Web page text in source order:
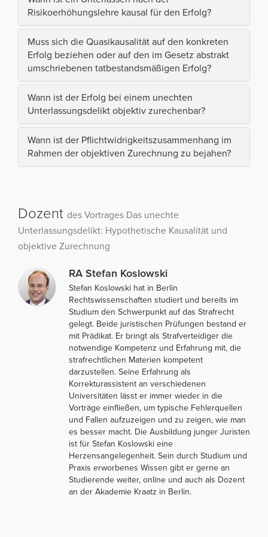
Risikoerhöhungslehre kausal für den Erfolg?
Muss sich die Quasikausalität auf den konkreten
Erfolg beziehen oder auf den im Gesetz abstrakt
umschriebenen tatbestandsmäßigen Erfolg?
Wann ist der Erfolg bei einem unechten
Unterlassungsdelikt objektiv zurechenbar?
Wann ist der Pflichtwidrigkeitszusammenhang im
Rahmen der objektiven Zurechnung zu bejahen?
Dozent des Vortrages Das unechte
Unterlassungsdelikt: Hypothetische Kausalität und
objektive Zurechnung
RA Stefan Koslowski
Stefan Koslowski hat in Berlin
Rechtswissenschaften studiert und bereits im
Studium den Schwerpunkt auf das Strafrecht
gelegt. Beide juristischen Prüfungen bestand er
mit Prädikat. Er bringt als Strafverteidiger die
notwendige Kompetenz und Erfahrung mit, die
strafrechtlichen Materien kompetent
darzustellen. Seine Erfahrung als
Korrekturassistent an verschiedenen
Universitäten lässt er immer wieder in die
Vorträge einfließen, um typische Fehlerquellen
und Fallen aufzuzeigen und zu zeigen, wie man
es besser macht. Die Ausbildung junger Juristen
ist für Stefan Koslowski eine
Herzensangelegenheit. Sein durch Studium und
Praxis erworbenes Wissen gibt er gerne an
Studierende weiter, online und auch als Dozent
an der Akademie Kraatz in Berlin.